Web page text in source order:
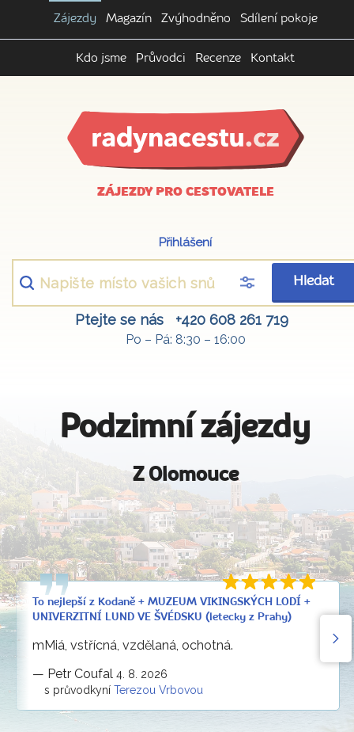
Zájezdy Magazín Zvýhodněno Sdílení pokoje
Kdo jsme Průvodci Recenze Kontakt
ZÁJEZDY PRO CESTOVATELE
Přihlášení
Hledat
Ptejte se nás +420 608 261 719
Po – Pá: 8:30 – 16:00
Podzimní zájezdy
Z Olomouce
To nejlepší z Kodaně + MUZEUM VIKINGSKÝCH LODÍ +
UNIVERZITNÍ LUND VE ŠVÉDSKU (letecky z Prahy)
mMiá, vstřícná, vzdělaná, ochotná.
— Petr Coufal 4. 8. 2026
s průvodkyní Terezou Vrbovou